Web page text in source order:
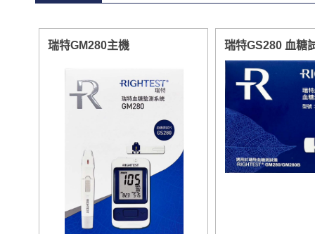
瑞特GM280主機 瑞特GS280 血糖